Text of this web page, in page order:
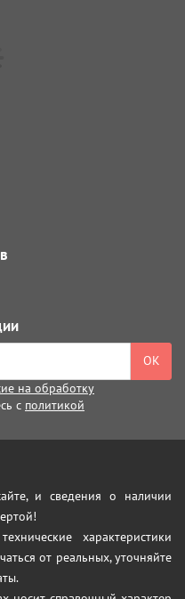
ОК
на обработку
с политикой
и сведения о наличии
характеристики
от реальных, уточняйте